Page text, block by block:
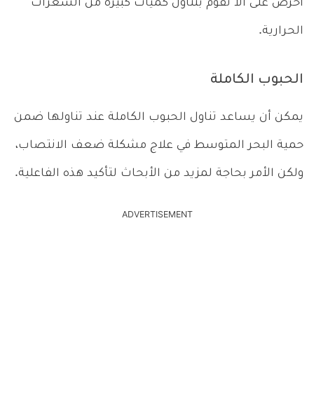
احرص على ألا تقوم بتناول كميات كبيرة من السعرات
الحرارية.
الحبوب الكاملة
يمكن أن يساعد تناول الحبوب الكاملة عند تناولها ضمن
حمية البحر المتوسط في علاج مشكلة ضعف الانتصاب،
ولكن الأمر بحاجة لمزيد من الأبحاث لتأكيد هذه الفاعلية.
ADVERTISEMENT